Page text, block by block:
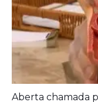
Aberta chamada